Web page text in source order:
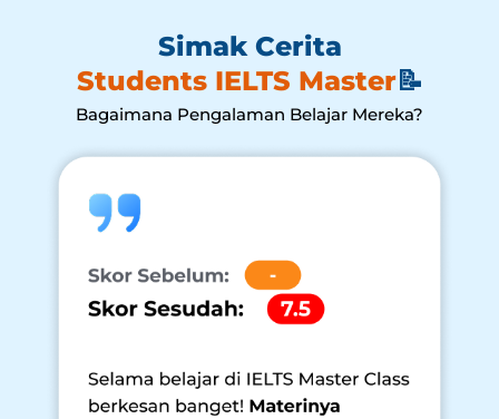
Simak Cerita
Students IELTS Master📝
Bagaimana Pengalaman Belajar Mereka?